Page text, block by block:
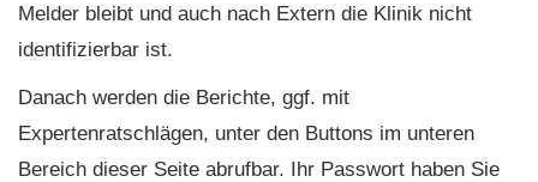
Melder bleibt und auch nach Extern die Klinik nicht
identifizierbar ist.
Danach werden die Berichte, ggf. mit
Expertenratschlägen, unter den Buttons im unteren
Bereich dieser Seite abrufbar. Ihr Passwort haben Sie